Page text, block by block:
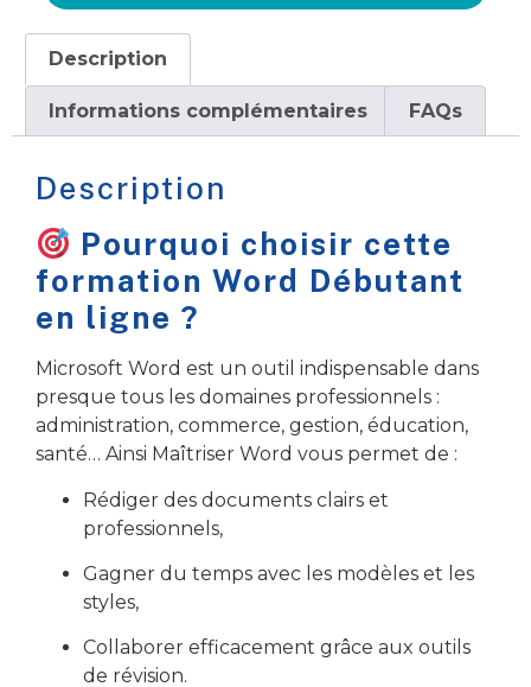
Description
Informations complémentaires FAQs
Description
Pourquoi choisir cette
formation Word Débutant
en ligne ?
Microsoft Word est un outil indispensable dans
presque tous les domaines professionnels :
administration, commerce, gestion, éducation,
santé… Ainsi Maîtriser Word vous permet de :
Rédiger des documents clairs et
professionnels,
Gagner du temps avec les modèles et les
styles,
Collaborer efficacement grâce aux outils
de révision.